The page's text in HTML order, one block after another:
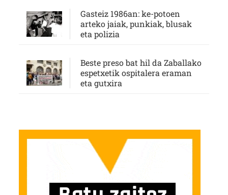
Gasteiz 1986an: ke-potoen
arteko jaiak, punkiak, blusak
eta polizia
Beste preso bat hil da Zaballako
espetxetik ospitalera eraman
eta gutxira